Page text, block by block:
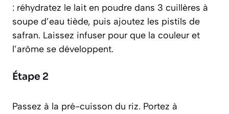
: réhydratez le lait en poudre dans 3 cuillères à
soupe d’eau tiède, puis ajoutez les pistils de
safran. Laissez infuser pour que la couleur et
l’arôme se développent.
Étape 2
Passez à la pré-cuisson du riz. Portez à